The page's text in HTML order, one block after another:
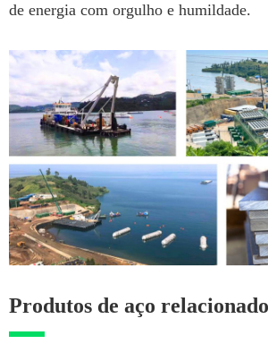
de energia com orgulho e humildade.
Produtos de aço